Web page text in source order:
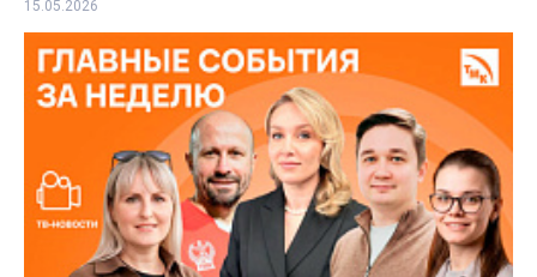
15.05.2026